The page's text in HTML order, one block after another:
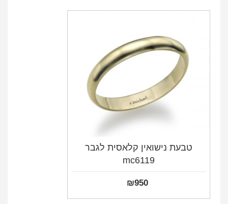
טבעת נישואין קלאסית לגבר
mc6119
₪950